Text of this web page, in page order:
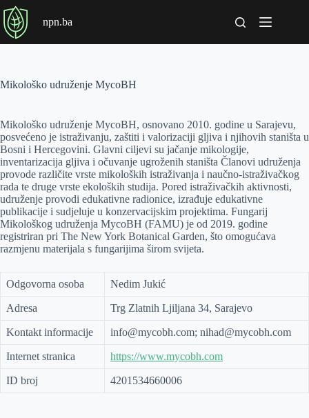
P
r
e
č
a
s
a
d
r
ž
a
j
npn.ba
Mikološko udruženje MycoBH
Mikološko udruženje MycoBH, osnovano 2010. godine u Sarajevu,
posvećeno je istraživanju, zaštiti i valorizaciji gljiva i njihovih staništa u
Bosni i Hercegovini. Glavni ciljevi su jačanje mikologije,
inventarizacija gljiva i očuvanje ugroženih staništa Članovi udruženja
provode različite vrste mikoloških istraživanja i naučno-istraživačkog
rada te druge vrste ekoloških studija. Pored istraživačkih aktivnosti,
udruženje provodi edukativne radionice, izrađuje edukativne
publikacije i sudjeluje u konzervacijskim projektima. Fungarij
Mikološkog udruženja MycoBH (FAMU) je od 2019. godine
registriran pri The New York Botanical Garden, što omogućava
razmjenu materijala s fungarijima širom svijeta.
Odgovorna osoba Nedim Jukić
Adresa Trg Zlatnih Ljiljana 34, Sarajevo
Kontakt informacije info@mycobh.com; nihad@mycobh.com
Internet stranica https://www.mycobh.com
ID broj 4201534660006